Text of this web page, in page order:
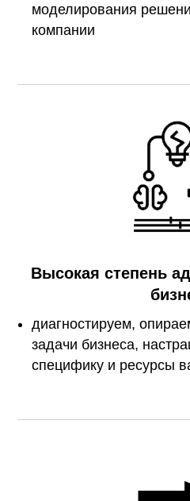
моделирования
компании
Высокая степень
диагностируем,
задачи бизнеса,
специфику и ресурсы